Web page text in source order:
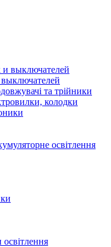
та трійники
колодки
освітлення